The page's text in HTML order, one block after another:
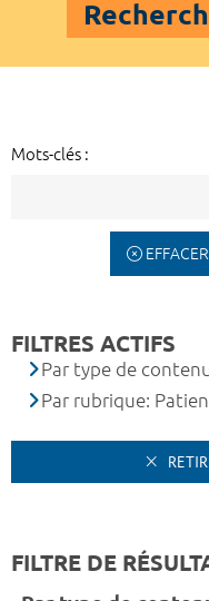
Mots-clés :
EFFACER
FILTRES ACTIFS
Par type de
Par rubrique:
FILTRE DE